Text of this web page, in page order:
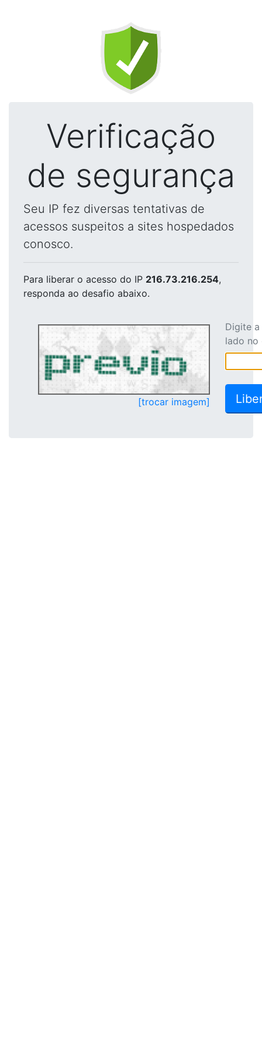
Verificação
de segurança
Seu IP fez diversas tentativas de
acessos suspeitos a sites hospedados
conosco.
Para liberar o acesso do IP 216.73.216.254,
responda ao desafio abaixo.
[trocar imagem]
Digite
lado no